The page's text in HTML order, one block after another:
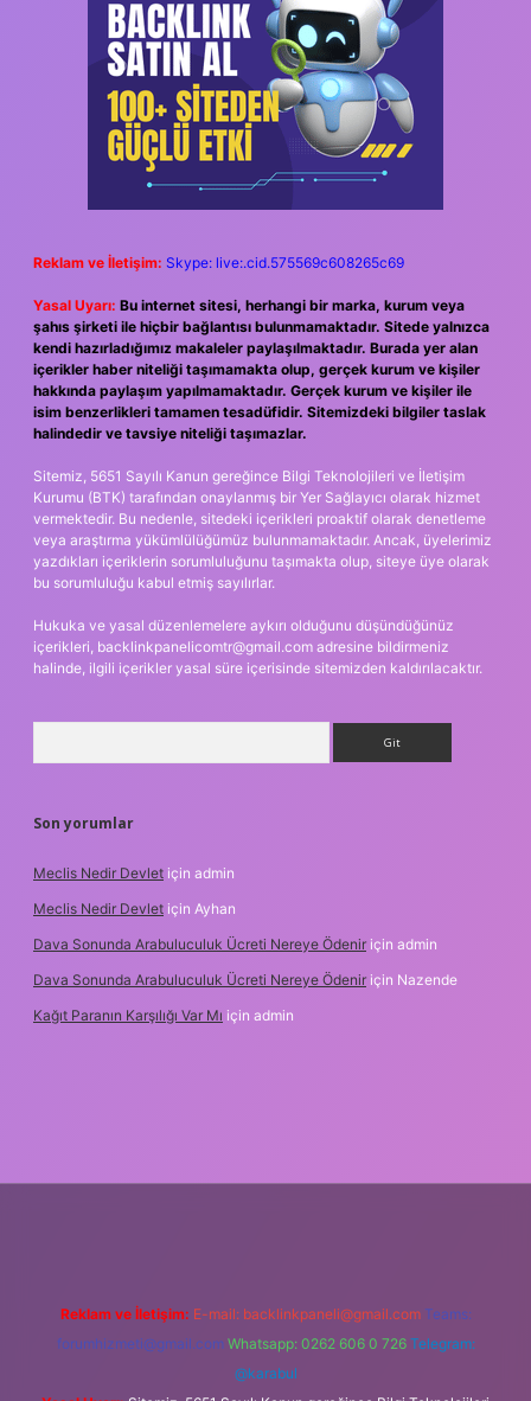
Reklam ve İletişim: Skype: live:.cid.575569c608265c69
Yasal Uyarı: Bu internet sitesi, herhangi bir marka, kurum veya
şahıs şirketi ile hiçbir bağlantısı bulunmamaktadır. Sitede yalnızca
kendi hazırladığımız makaleler paylaşılmaktadır. Burada yer alan
içerikler haber niteliği taşımamakta olup, gerçek kurum ve kişiler
hakkında paylaşım yapılmamaktadır. Gerçek kurum ve kişiler ile
isim benzerlikleri tamamen tesadüfidir. Sitemizdeki bilgiler taslak
halindedir ve tavsiye niteliği taşımazlar.
Sitemiz, 5651 Sayılı Kanun gereğince Bilgi Teknolojileri ve İletişim
Kurumu (BTK) tarafından onaylanmış bir Yer Sağlayıcı olarak hizmet
vermektedir. Bu nedenle, sitedeki içerikleri proaktif olarak denetleme
veya araştırma yükümlülüğümüz bulunmamaktadır. Ancak, üyelerimiz
yazdıkları içeriklerin sorumluluğunu taşımakta olup, siteye üye olarak
bu sorumluluğu kabul etmiş sayılırlar.
Hukuka ve yasal düzenlemelere aykırı olduğunu düşündüğünüz
içerikleri, backlinkpanelicomtr@gmail.com adresine bildirmeniz
halinde, ilgili içerikler yasal süre içerisinde sitemizden kaldırılacaktır.
Son yorumlar
Meclis Nedir Devlet için admin
Meclis Nedir Devlet için Ayhan
Dava Sonunda Arabuluculuk Ücreti Nereye Ödenir için admin
Dava Sonunda Arabuluculuk Ücreti Nereye Ödenir için Nazende
Kağıt Paranın Karşılığı Var Mı için admin
Reklam ve İletişim: E-mail: backlinkpaneli@gmail.com Teams:
forumhizmeti@gmail.com Whatsapp: 0262 606 0 726 Telegram:
@karabul